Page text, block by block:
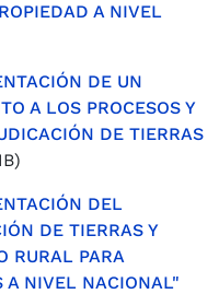
A NIVEL
DE UN
A LOS PROCESOS Y
DE TIERRAS
DEL
DE TIERRAS Y
RURAL PARA
A NIVEL NACIONAL"